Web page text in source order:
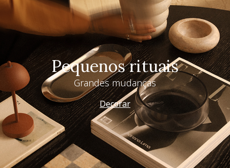
Pequenos rituais
Grandes mudanças
Decorar